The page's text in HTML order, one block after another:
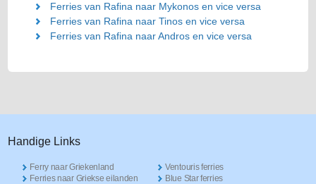
Ferries van Rafina naar Mykonos en vice versa
Ferries van Rafina naar Tinos en vice versa
Ferries van Rafina naar Andros en vice versa
Handige Links
Ferry naar Griekenland
Ferries naar Griekse eilanden
Ventouris ferries
Blue Star ferries